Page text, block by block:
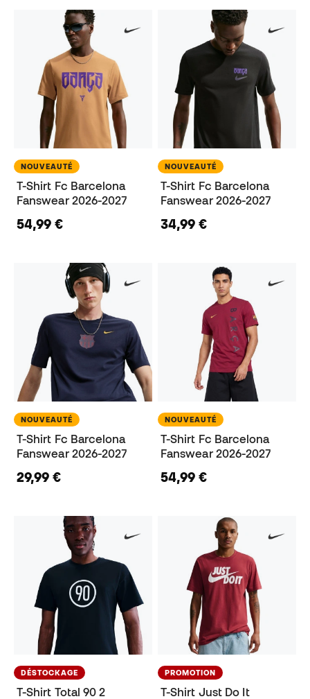
NOUVEAUTÉ
T-Shirt Fc Barcelona
Fanswear 2026-2027
54,99 €
NOUVEAUTÉ
T-Shirt Fc Barcelona
Fanswear 2026-2027
34,99 €
NOUVEAUTÉ
T-Shirt Fc Barcelona
Fanswear 2026-2027
29,99 €
NOUVEAUTÉ
T-Shirt Fc Barcelona
Fanswear 2026-2027
54,99 €
DÉSTOCKAGE
T-Shirt Total 90 2
PROMOTION
T-Shirt Just Do It